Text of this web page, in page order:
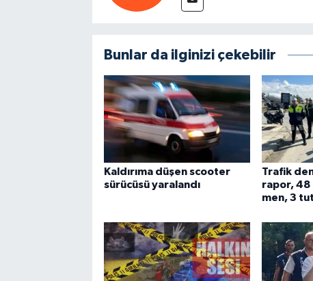
Bunlar da ilginizi çekebilir
Kaldırıma düşen scooter
sürücüsü yaralandı
Trafik
rapor,
men, 3